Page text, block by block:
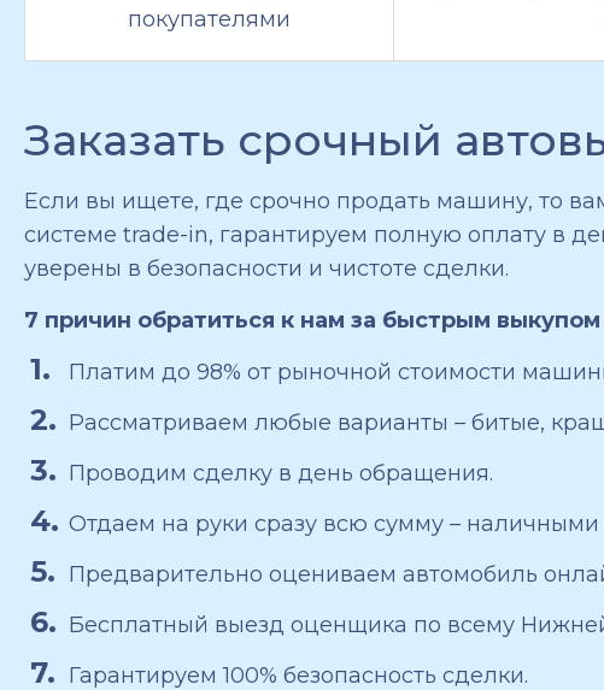
покупателями
Заказать срочный
Если вы ищете, где срочно продать машину, то
системе trade-in, гарантируем полную оплату в
уверены в безопасности и чистоте сделки.
7 причин обратиться к нам за быстрым
Платим до 98% от рыночной стоимости
Рассматриваем любые варианты – битые,
Проводим сделку в день обращения.
Отдаем на руки сразу всю сумму –
Предварительно оцениваем автомобиль
Бесплатный выезд оценщика по всему
Гарантируем 100% безопасность сделки.